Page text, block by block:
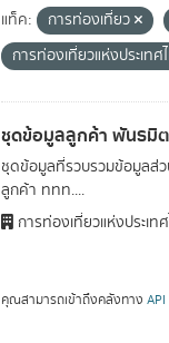
แท็ค: การท่องเที่ยว
การท่องเที่ยวแห่งประเทศ
ชุดข้อมูลลูกค้า พันธมิ
ชุดข้อมูลที่รวบรวมข้อมูลส่
ลูกค้า ททท....
การท่องเที่ยวแห่งประเท
คุณสามารถเข้าถึงคลังทาง API